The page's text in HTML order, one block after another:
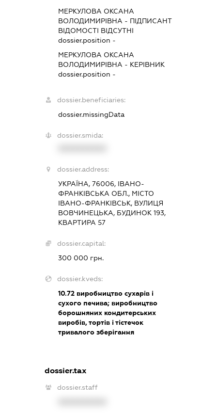
МЕРКУЛОВА ОКСАНА
ВОЛОДИМИРІВНА - ПІДПИСАНТ
ВІДОМОСТІ ВІДСУТНІ
dossier.position -
МЕРКУЛОВА ОКСАНА
ВОЛОДИМИРІВНА - КЕРІВНИК
dossier.position -
dossier.beneficiaries:
dossier.missingData
dossier.smida:
dossier.address:
УКРАЇНА, 76006, ІВАНО-
ФРАНКІВСЬКА ОБЛ., МІСТО
ІВАНО-ФРАНКІВСЬК, ВУЛИЦЯ
ВОВЧИНЕЦЬКА, БУДИНОК 193,
КВАРТИРА 57
dossier.capital:
300 000 грн.
dossier.kveds:
10.72 виробництво сухарів і
сухого печива; виробництво
борошняних кондитерських
виробів, тортів і тістечок
тривалого зберігання
dossier.tax
dossier.staff